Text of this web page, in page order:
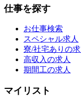
仕事を探す
お仕事検索
スペシャル求人
寮/社宅ありの
高収入の求人
期間工の求人
マイリスト